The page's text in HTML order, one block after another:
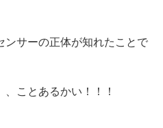
ンサーの正体が知れたことで
ことあるかい！！！